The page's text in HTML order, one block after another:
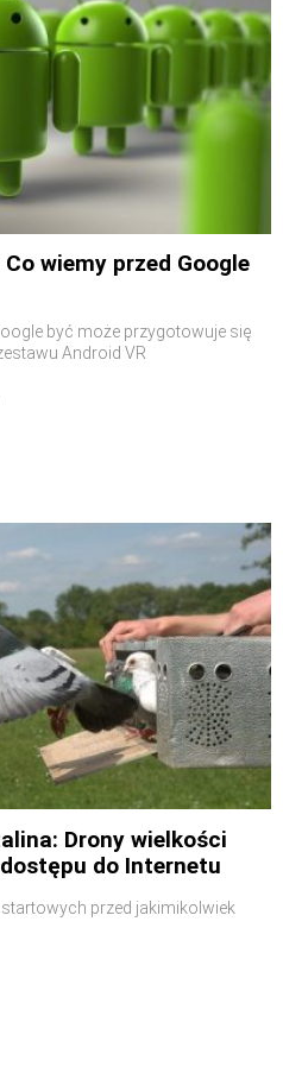
wiemy przed Google
być może przygotowuje się
Android VR
Drony wielkości
do Internetu
przed jakimikolwiek